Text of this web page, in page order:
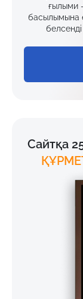
ғылыми
басылымына
Сайтқа